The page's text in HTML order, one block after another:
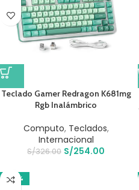
Teclado Gamer Redragon K681mg
Rgb Inalámbrico
Computo, Teclados,
Internacional
S/326.00 S/254.00
-22%